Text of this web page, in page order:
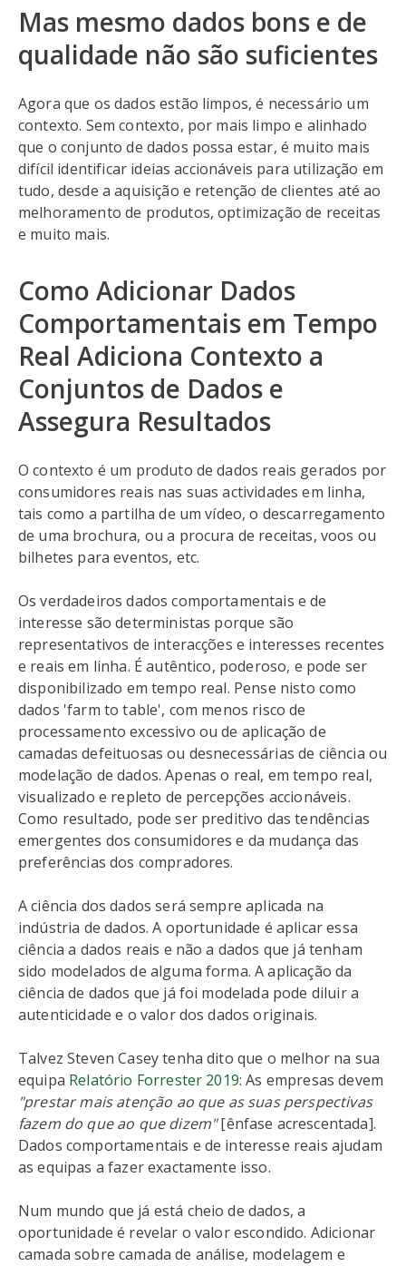
Mas mesmo dados bons e de
qualidade não são suficientes
Agora que os dados estão limpos, é necessário um
contexto. Sem contexto, por mais limpo e alinhado
que o conjunto de dados possa estar, é muito mais
difícil identificar ideias accionáveis para utilização em
tudo, desde a aquisição e retenção de clientes até ao
melhoramento de produtos, optimização de receitas
e muito mais.
Como Adicionar Dados
Comportamentais em Tempo
Real Adiciona Contexto a
Conjuntos de Dados e
Assegura Resultados
O contexto é um produto de dados reais gerados por
consumidores reais nas suas actividades em linha,
tais como a partilha de um vídeo, o descarregamento
de uma brochura, ou a procura de receitas, voos ou
bilhetes para eventos, etc.
Os verdadeiros dados comportamentais e de
interesse são deterministas porque são
representativos de interacções e interesses recentes
e reais em linha. É autêntico, poderoso, e pode ser
disponibilizado em tempo real. Pense nisto como
dados 'farm to table', com menos risco de
processamento excessivo ou de aplicação de
camadas defeituosas ou desnecessárias de ciência ou
modelação de dados. Apenas o real, em tempo real,
visualizado e repleto de percepções accionáveis.
Como resultado, pode ser preditivo das tendências
emergentes dos consumidores e da mudança das
preferências dos compradores.
A ciência dos dados será sempre aplicada na
indústria de dados. A oportunidade é aplicar essa
ciência a dados reais e não a dados que já tenham
sido modelados de alguma forma. A aplicação da
ciência de dados que já foi modelada pode diluir a
autenticidade e o valor dos dados originais.
Talvez Steven Casey tenha dito que o melhor na sua
equipa Relatório Forrester 2019: As empresas devem
"prestar mais atenção ao que as suas perspectivas
fazemdo que ao que dizem"[ênfase acrescentada].
Dados comportamentais e de interesse reais ajudam
as equipas a fazer exactamente isso.
Num mundo que já está cheio de dados, a
oportunidade é revelar o valor escondido. Adicionar
camada sobre camada de análise, modelagem e